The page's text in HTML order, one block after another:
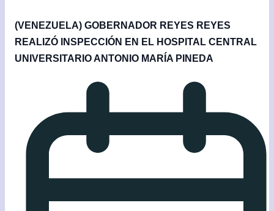
(VENEZUELA) GOBERNADOR REYES REYES
REALIZÓ INSPECCIÓN EN EL HOSPITAL CENTRAL
UNIVERSITARIO ANTONIO MARÍA PINEDA